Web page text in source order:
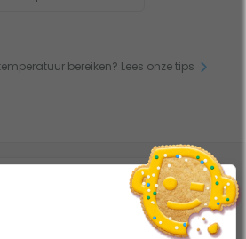
je meer tijd over voor leuke
Hiermee zet je de hoes
cover van 230 x 230 cm. Zo
weg kan waaien en sluit de
over de spa.
bereiken? Lees onze tips
Cover Shine spray - 500